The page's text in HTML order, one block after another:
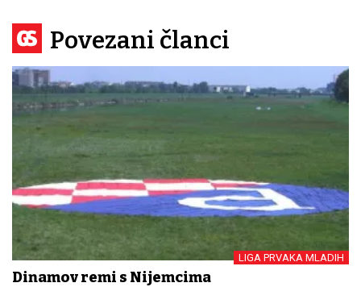
Povezani članci
LIGA PRVAKA MLADIH
Dinamov remi s Nijemcima